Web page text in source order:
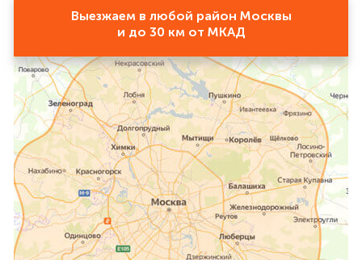
Выезжаем в любой район Москвы
и до 30 км от МКАД